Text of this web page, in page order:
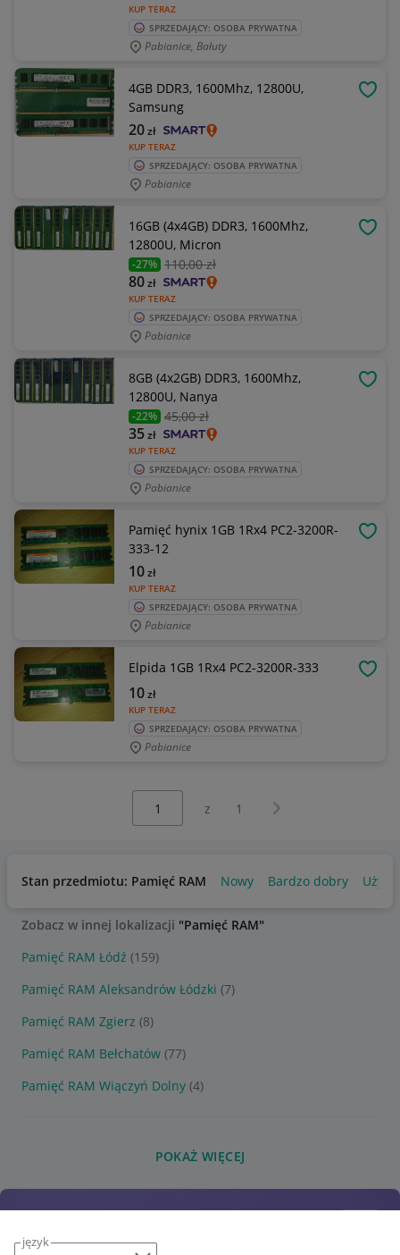
język
KUP TERAZ
SPRZEDAJĄCY: OSOBA PRYWATNA
Pabianice, Bałuty
4GB DDR3, 1600Mhz, 12800U,
Samsung
KUP TERAZ
20zł
SPRZEDAJĄCY: OSOBA PRYWATNA
Pabianice
16GB (4x4GB) DDR3, 1600Mhz,
12800U, Micron
-27% 110,00 zł
KUP TERAZ
80zł
SPRZEDAJĄCY: OSOBA PRYWATNA
Pabianice
8GB (4x2GB) DDR3, 1600Mhz,
12800U, Nanya
-22% 45,00 zł
KUP TERAZ
35zł
SPRZEDAJĄCY: OSOBA PRYWATNA
Pabianice
Pamięć hynix 1GB 1Rx4 PC2-3200R-
333-12
KUP TERAZ
10zł
SPRZEDAJĄCY: OSOBA PRYWATNA
Pabianice
Elpida 1GB 1Rx4 PC2-3200R-333
KUP TERAZ
10zł
SPRZEDAJĄCY: OSOBA PRYWATNA
Pabianice
z 1 Następna strona
Stan przedmiotu: Pamięć RAM Nowy Bardzo dobry
Zobacz w innej lokalizacji "Pamięć RAM"
Pamięć RAM Łódź (159)
Pamięć RAM Aleksandrów Łódzki (7)
Pamięć RAM Zgierz (8)
Pamięć RAM Bełchatów (77)
Pamięć RAM Wiączyń Dolny (4)
POKAŻ WIĘCEJ